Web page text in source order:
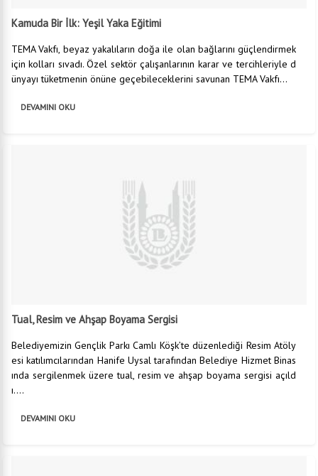
Kamuda Bir İlk: Yeşil Yaka Eğitimi
TEMA Vakfı, beyaz yakalıların doğa ile olan bağlarını güçlendirmek
için kolları sıvadı. Özel sektör çalışanlarının karar ve tercihleriyle d
ünyayı tüketmenin önüne geçebileceklerini savunan TEMA Vakfı...
DEVAMINI OKU
Tual, Resim ve Ahşap Boyama Sergisi
Belediyemizin Gençlik Parkı Camlı Köşk’te düzenlediği Resim Atöly
esi katılımcılarından Hanife Uysal tarafından Belediye Hizmet Binas
ında sergilenmek üzere tual, resim ve ahşap boyama sergisi açıld
ı....
DEVAMINI OKU